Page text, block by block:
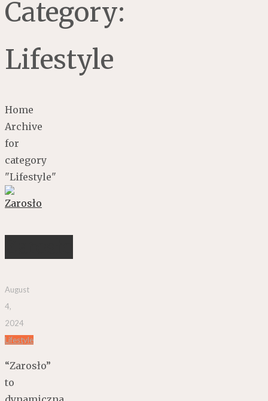
Category:
Lifestyle
Home
Archive
for
category
"Lifestyle"
August
4,
2024
Lifestyle
“Zarosło”
to